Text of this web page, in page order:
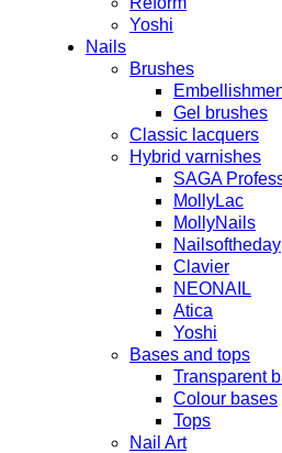
Yoshi
Nails
Brushes
Gel brushes
Classic lacquers
Hybrid varnishes
SAGA
MollyLac
MollyNails
Nailsoftheday
Clavier
NEONAIL
Atica
Yoshi
Bases and tops
Transparent
Colour bases
Tops
Nail Art